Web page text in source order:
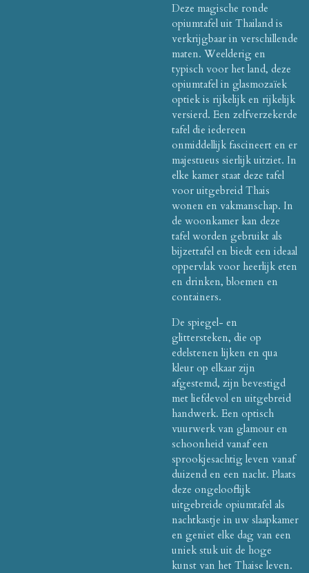
Deze magische ronde
opiumtafel uit Thailand is
verkrijgbaar in verschillende
maten. Weelderig en
typisch voor het land, deze
opiumtafel in glasmozaïek
optiek is rijkelijk en rijkelijk
versierd. Een zelfverzekerde
tafel die iedereen
onmiddellijk fascineert en er
majestueus sierlijk uitziet. In
elke kamer staat deze tafel
voor uitgebreid Thais
wonen en vakmanschap. In
de woonkamer kan deze
tafel worden gebruikt als
bijzettafel en biedt een ideaal
oppervlak voor heerlijk eten
en drinken, bloemen en
containers.
De spiegel- en
glittersteken, die op
edelstenen lijken en qua
kleur op elkaar zijn
afgestemd, zijn bevestigd
met liefdevol en uitgebreid
handwerk. Een optisch
vuurwerk van glamour en
schoonheid vanaf een
sprookjesachtig leven vanaf
duizend en een nacht. Plaats
deze ongelooflijk
uitgebreide opiumtafel als
nachtkastje in uw slaapkamer
en geniet elke dag van een
uniek stuk uit de hoge
kunst van het Thaise leven.